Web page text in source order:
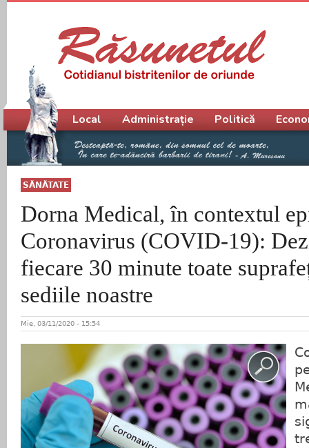
SĂNĂTATE
Dorna Medical, în contextul
Coronavirus (COVID-19):
fiecare 30 minute toate
sediile noastre
Mie, 03/11/2020 - 15:54
Meniu principal
Local Administrație Politică